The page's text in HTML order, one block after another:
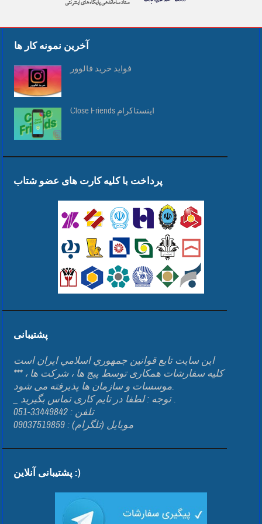
آخرین نمونه کار ها
فواید خرید فالوور
Close Friends اینستاگرام
پرداخت با کلیه کارت های عضو شتاب
پشتیبانی
اين سايت تابع قوانين جمهوري اسلامي ايران است
*** کلیه سفارشات همکاری توسط پیج ها ، شرکت ها ،
موسسات و سازمان ها پذیرفته می شود.
_ توجه : لطفا در تایم کاری تماس بگیرید .
تلفن : 33449842-051
موبایل (تلگرام) : 09037519859
پشتیبانی آنلاین :)